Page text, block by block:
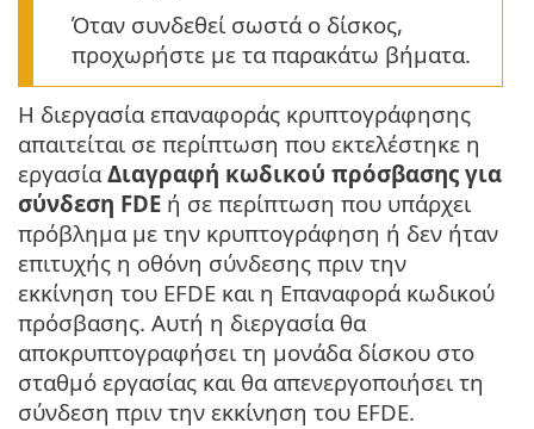
Όταν συνδεθεί σωστά ο δίσκος,
προχωρήστε με τα παρακάτω βήματα.
Η διεργασία επαναφοράς κρυπτογράφησης
απαιτείται σε περίπτωση που εκτελέστηκε η
εργασίαΔιαγραφή κωδικού πρόσβασης για
σύνδεση FDE ή σε περίπτωση που υπάρχει
πρόβλημα με την κρυπτογράφηση ή δεν ήταν
επιτυχής η οθόνη σύνδεσης πριν την
εκκίνηση του EFDE και η Επαναφορά κωδικού
πρόσβασης. Αυτή η διεργασία θα
αποκρυπτογραφήσει τη μονάδα δίσκου στο
σταθμό εργασίας και θα απενεργοποιήσει τη
σύνδεση πριν την εκκίνηση του EFDE.